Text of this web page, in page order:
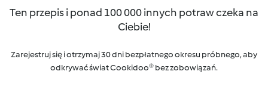
Ten przepis i ponad 100 000 innych potraw czeka na
Ciebie!
Zarejestruj się i otrzymaj 30 dni bezpłatnego okresu próbnego, aby
odkrywać świat Cookidoo® bez zobowiązań.